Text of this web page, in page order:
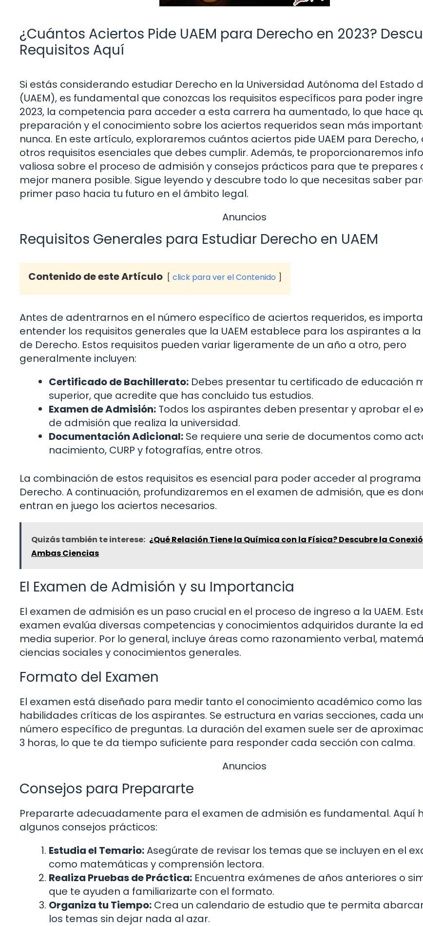
¿Cuántos Aciertos Pide UAEM para Derecho en 2023?
Requisitos Aquí
Si estás considerando estudiar Derecho en la Universidad Autónoma del Estado
(UAEM), es fundamental que conozcas los requisitos específicos para poder
2023, la competencia para acceder a esta carrera ha aumentado, lo que hace
preparación y el conocimiento sobre los aciertos requeridos sean más
nunca. En este artículo, exploraremos cuántos aciertos pide UAEM para
otros requisitos esenciales que debes cumplir. Además, te proporcionaremos
valiosa sobre el proceso de admisión y consejos prácticos para que te prepares
mejor manera posible. Sigue leyendo y descubre todo lo que necesitas saber
primer paso hacia tu futuro en el ámbito legal.
Anuncios
Requisitos Generales para Estudiar Derecho en UAEM
Contenido de este Artículo click para ver el Contenido
Antes de adentrarnos en el número específico de aciertos requeridos, es
entender los requisitos generales que la UAEM establece para los aspirantes a
de Derecho. Estos requisitos pueden variar ligeramente de un año a otro, pero
generalmente incluyen:
Certificado de Bachillerato: Debes presentar tu certificado de educación
superior, que acredite que has concluido tus estudios.
Examen de Admisión: Todos los aspirantes deben presentar y aprobar el
de admisión que realiza la universidad.
Documentación Adicional: Se requiere una serie de documentos como
nacimiento, CURP y fotografías, entre otros.
La combinación de estos requisitos es esencial para poder acceder al
Derecho. A continuación, profundizaremos en el examen de admisión, que es
entran en juego los aciertos necesarios.
Quizás también te interese: ¿Qué Relación Tiene la Química con la Física? Descubre la
Ambas Ciencias
El Examen de Admisión y su Importancia
El examen de admisión es un paso crucial en el proceso de ingreso a la UAEM.
examen evalúa diversas competencias y conocimientos adquiridos durante la
media superior. Por lo general, incluye áreas como razonamiento verbal,
ciencias sociales y conocimientos generales.
Formato del Examen
El examen está diseñado para medir tanto el conocimiento académico como las
habilidades críticas de los aspirantes. Se estructura en varias secciones, cada
número específico de preguntas. La duración del examen suele ser de
3 horas, lo que te da tiempo suficiente para responder cada sección con calma.
Anuncios
Consejos para Prepararte
Prepararte adecuadamente para el examen de admisión es fundamental. Aquí
algunos consejos prácticos:
Estudia el Temario:Asegúrate de revisar los temas que se incluyen en el
como matemáticas y comprensión lectora.
Realiza Pruebas de Práctica: Encuentra exámenes de años anteriores o
que te ayuden a familiarizarte con el formato.
Organiza tu Tiempo: Crea un calendario de estudio que te permita
los temas sin dejar nada al azar.